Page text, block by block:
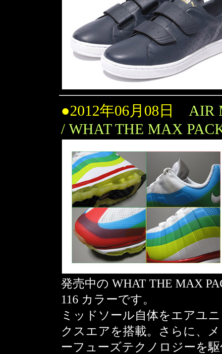
●2012年06月08日
AIR
/ WHAT THE MAX
発売中の WHAT THE MAX
116 カラーです。
ミッドソール自体をエアユ
クスエアを搭載。さらに、
ーフューズテクノロジーを